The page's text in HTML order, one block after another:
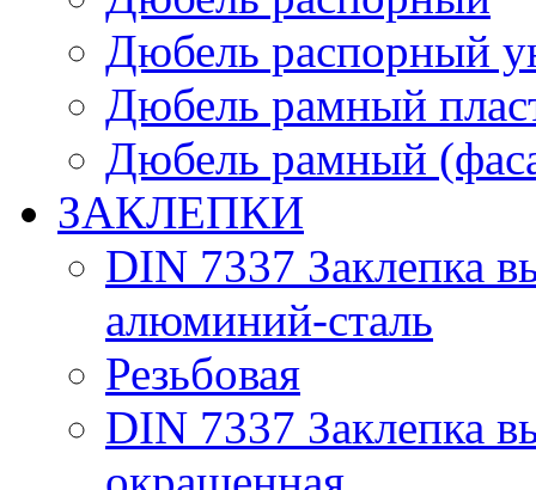
Дюбель распорный
Дюбель рамный
Дюбель рамный
ЗАКЛЕПКИ
DIN 7337 Заклепка
алюминий-сталь
Резьбовая
DIN 7337 Заклепка